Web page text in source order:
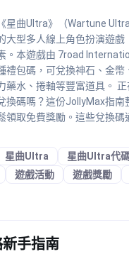
《星曲Ultra》（Wartune
大型多人線上角色扮演遊戲
。本遊戲由 7road
禮包碼，可兌換神石、金
藥水、捲軸等豐富道具。
換碼嗎？這份JollyMax指南
領取免費獎勵。這些兌換碼
星曲Ultra 星曲Ultra代
遊戲活動 遊戲獎勵
手指南